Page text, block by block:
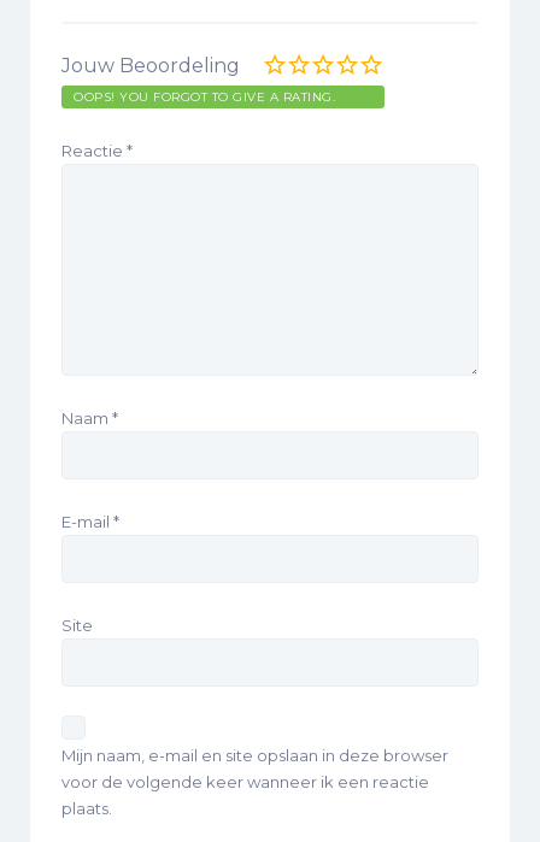
Jouw Beoordeling
OOPS! YOU FORGOT TO GIVE A RATING.
Reactie *
Naam *
E-mail *
Site
Mijn naam, e-mail en site opslaan in deze browser
voor de volgende keer wanneer ik een reactie
plaats.